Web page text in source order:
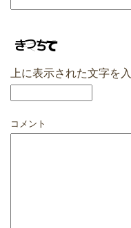
上に表示された文字を
コメント